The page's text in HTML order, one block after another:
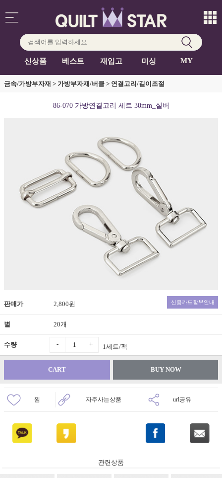
신상품 베스트 재입고 미싱 MY
금속/가방부자재 > 가방부자재/버클 > 연결고리/길이조절
86-070 가방연결고리 세트 30mm_실버
판매가 2,800원 신용카드할부안내
별 20개
수량 - + 1세트/팩
CART BUY NOW
찜 자주사는상품 url공유
관련상품